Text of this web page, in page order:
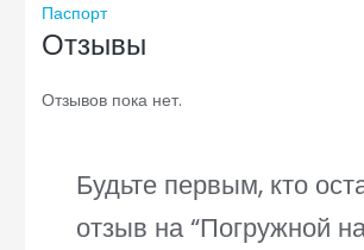
Паспорт
Отзывы
Отзывов пока нет.
Будьте первым, кто
отзыв на “Погружной